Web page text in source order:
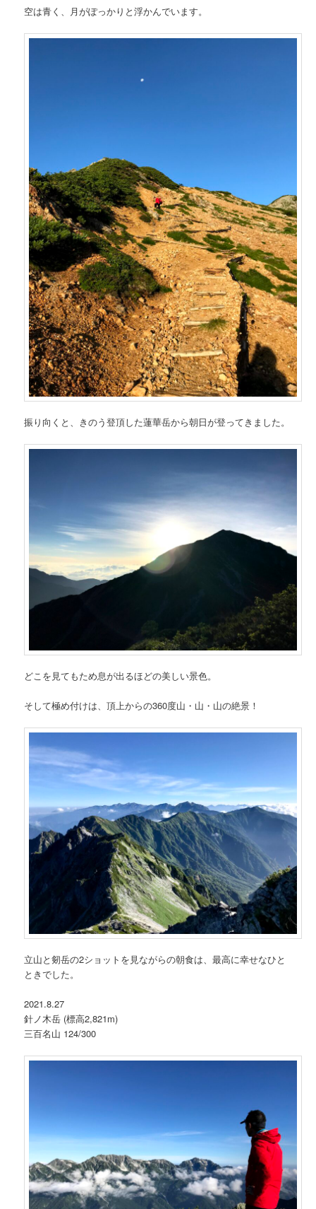
空は青く、月がぽっかりと浮かんでいます。
振り向くと、きのう登頂した蓮華岳から朝日が登ってきました。
どこを見てもため息が出るほどの美しい景色。
そして極め付けは、頂上からの360度山・山・山の絶景！
立山と剱岳の2ショットを見ながらの朝食は、最高に幸せなひと
ときでした。
2021.8.27
針ノ木岳 (標高2,821m)
三百名山 124/300